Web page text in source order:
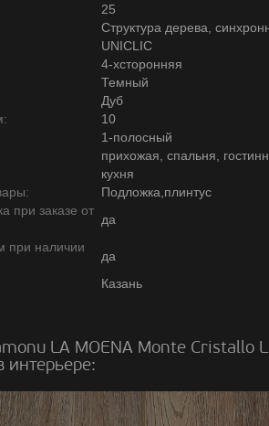
25
Структура дерева,
UNICLIC
4-хсторонняя
Темный
Дуб
10
1-полосный
прихожая, спальня,
кухня
Подложка,плинтус
при заказе от
да
при наличии
да
Казань
LA MOENA Monte Cristallo